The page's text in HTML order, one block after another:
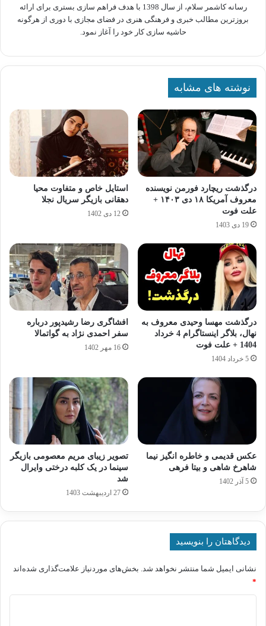
رسانه کاشمر سلام، از سال 1398 با هدف فراهم سازی بستری برای ارائه
بروزترین مطالب خبری و فرهنگی هنری در فضای مجازی با دوری از هرگونه
حاشیه سازی کار خود را آغاز نمود.
نوشته های مشابه
درگذشت ریچارد فورمن نویسنده
معروف آمریکا ۱۸ دی ۱۴۰۳ +
علت فوت
19 دی 1403
استایل خاص و متفاوت محیا
دهقانی بازیگر سریال نجلا
12 دی 1402
درگذشت مهسا وحیدی معروف به
نهال، بلاگر اینستاگرام 4 خرداد
1404 + علت فوت
5 خرداد 1404
افشاگری رضا رشیدپور درباره
سفر احمدی نژاد به گواتمالا
16 مهر 1402
عکس قدیمی و خاطره انگیز نیما
شاهرخ شاهی و بیتا فرهی
5 آذر 1402
تصویر زیبای مریم معصومی بازیگر
سینما در یک کلبه درختی وایرال
شد
27 اردیبهشت 1403
دیدگاهتان را بنویسید
نشانی ایمیل شما منتشر نخواهد شد. بخش‌های موردنیاز علامت‌گذاری شده‌اند
*